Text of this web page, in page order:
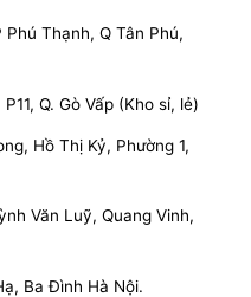
Phú Thạnh, Q Tân Phú,
Q. Gò Vấp (Kho sỉ, lẻ)
Hồ Thị Kỷ, Phường 1,
Văn Luỹ, Quang Vinh,
Ba Đình Hà Nội.